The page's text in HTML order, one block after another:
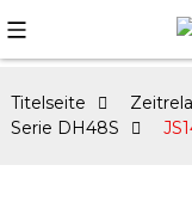
Titelseite
Serie DH48S